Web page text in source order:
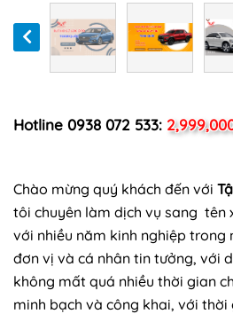
Hotline 0938 072 533:
Chào mừng quý khách đến với
tôi chuyên làm dịch vụ sang tên
với nhiều năm kinh nghiệp trong
đơn vị và cá nhân tin tưởng, với
không mất quá nhiều thời gian
minh bạch và công khai, với thời